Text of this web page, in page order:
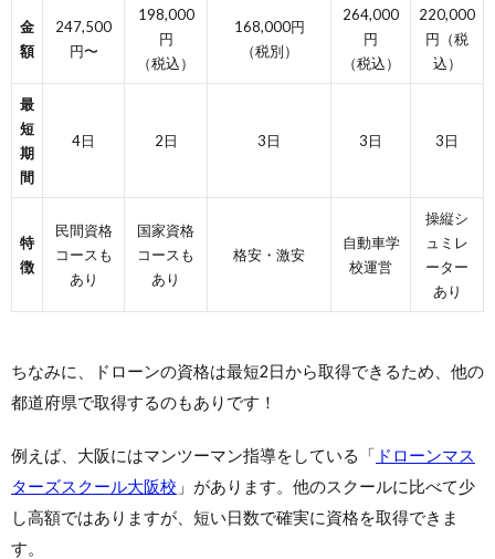
金
額
247,500
円〜
198,000
円
（税込）
168,000円
（税別）
264,000
円
（税込）
220,000
円（税
込）
最
短
期
間
4日 2日 3日 3日 3日
特
徴
民間資格
コースも
あり
国家資格
コースも
あり
格安・激安
自動車学
校運営
操縦シ
ュミレ
ーター
あり
ちなみに、ドローンの資格は最短2日から取得できるため、他の
都道府県で取得するのもありです！
例えば、大阪にはマンツーマン指導をしている「 ドローンマス
ターズスクール大阪校 」があります。他のスクールに比べて少
し高額ではありますが、短い日数で確実に資格を取得できま
す。